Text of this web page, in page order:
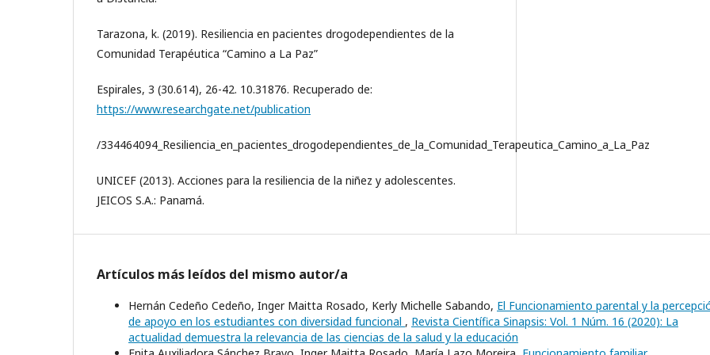
Tarazona, k. (2019). Resiliencia en pacientes drogodependientes de la
Comunidad Terapéutica “Camino a La Paz”
Espirales, 3 (30.614), 26-42. 10.31876. Recuperado de:
https://www.researchgate.net/publication
/334464094_Resiliencia_en_pacientes_drogodependientes_de_la_Comunidad_Terapeutica_Camino_a_La_Paz
UNICEF (2013). Acciones para la resiliencia de la niñez y adolescentes.
JEICOS S.A.: Panamá.
Artículos más leídos del mismo autor/a
Hernán Cedeño Cedeño, Inger Maitta Rosado, Kerly Michelle Sabando, El Funcionamiento parental y la
de apoyo en los estudiantes con diversidad funcional , Revista Científica Sinapsis: Vol. 1 Núm. 16 (2020): La
actualidad demuestra la relevancia de las ciencias de la salud y la educación